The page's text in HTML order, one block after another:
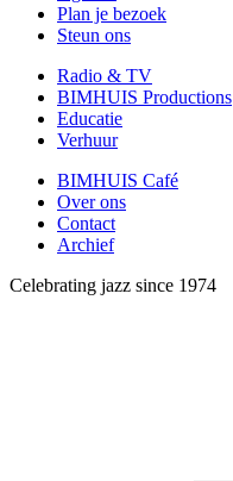
Plan je bezoek
Steun ons
Radio & TV
BIMHUIS Productions
Educatie
Verhuur
BIMHUIS Café
Over ons
Contact
Archief
Celebrating jazz since 1974